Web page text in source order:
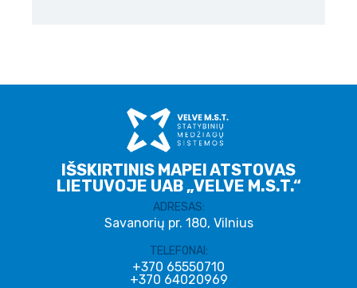
IŠSKIRTINIS MAPEI ATSTOVAS
LIETUVOJE UAB „VELVE M.S.T.“
ADRESAS:
Savanorių pr. 180, Vilnius
TELEFONAI:
+370 65550710
+370 64020969